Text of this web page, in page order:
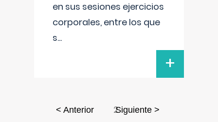
en sus sesiones ejercicios
corporales, entre los que
s...
+
< Anterior 2Siguiente >